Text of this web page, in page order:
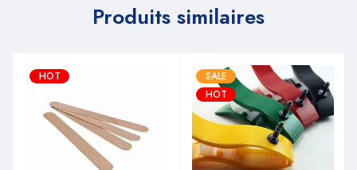
Produits similaires
HOT
SALE
HOT